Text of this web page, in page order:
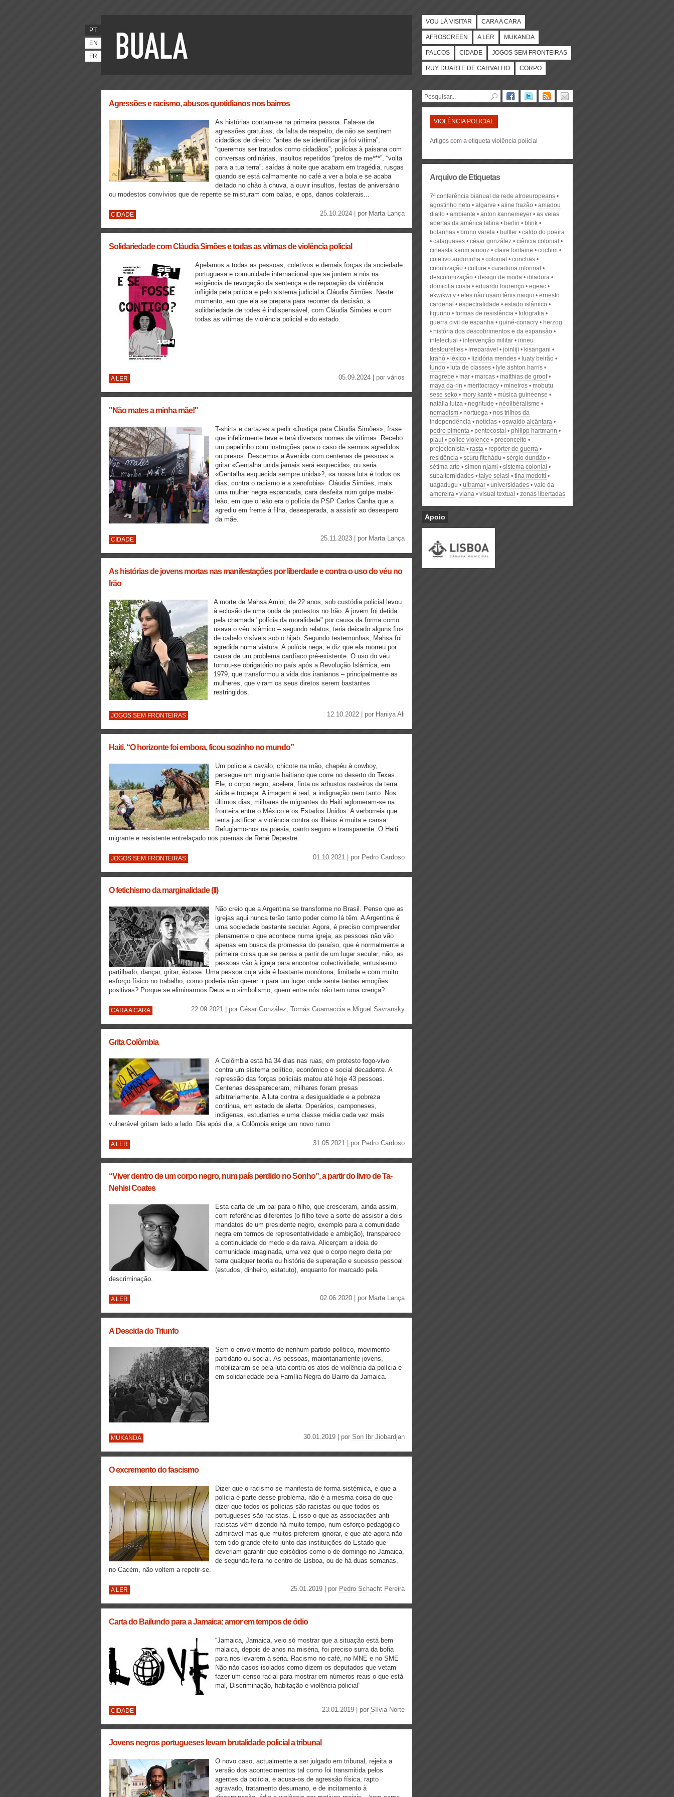
PT
EN
FR
VOU LÁ VISITAR CARA A CARA
AFROSCREEN A LER MUKANDA
PALCOS CIDADE JOGOS SEM FRONTEIRAS
RUY DUARTE DE CARVALHO CORPO
Agressões e racismo, abusos quotidianos nos bairros
As histórias contam-se na primeira pessoa. Fala-se de
agressões gratuitas, da falta de respeito, de não se sentirem
cidadãos de direito: “antes de se identificar já foi vítima”,
“queremos ser tratados como cidadãos”; polícias à paisana com
conversas ordinárias, insultos repetidos “pretos de me***”, “volta
para a tua terra”; saídas à noite que acabam em tragédia, rusgas
quando se está calmamente no café a ver a bola e se acaba
deitado no chão à chuva, a ouvir insultos, festas de aniversário
ou modestos convívios que de repente se misturam com balas, e ops, danos colaterais...
CIDADE 25.10.2024 | por Marta Lança
Solidariedade com Cláudia Simões e todas as vítimas de violência policial
Apelamos a todas as pessoas, coletivos e demais forças da sociedade
portuguesa e comunidade internacional que se juntem a nós na
exigência de revogação da sentença e de reparação da violência
infligida pela polícia e pelo sistema judicial a Cláudia Simões. Neste
momento, em que ela se prepara para recorrer da decisão, a
solidariedade de todes é indispensável, com Cláudia Simões e com
todas as vítimas de violência policial e do estado.
A LER 05.09.2024 | por vários
"Não mates a minha mãe!"
T-shirts e cartazes a pedir «Justiça para Cláudia Simões», frase
que infelizmente teve e terá diversos nomes de vítimas. Recebo
um papelinho com instruções para o caso de sermos agredidos
ou presos. Descemos a Avenida com centenas de pessoas a
gritar «Gentalha unida jamais será esquecida», ou seria
«Gentalha esquecida sempre unida»?, «a nossa luta é todos os
dias, contra o racismo e a xenofobia». Cláudia Simões, mais
uma mulher negra espancada, cara desfeita num golpe mata-
leão, em que o leão era o polícia da PSP Carlos Canha que a
agrediu em frente à filha, desesperada, a assistir ao desespero
da mãe.
CIDADE 25.11.2023 | por Marta Lança
As histórias de jovens mortas nas manifestações por liberdade e contra o uso do véu no
Irão
A morte de Mahsa Amini, de 22 anos, sob custódia policial levou
à eclosão de uma onda de protestos no Irão. A jovem foi detida
pela chamada "polícia da moralidade" por causa da forma como
usava o véu islâmico – segundo relatos, teria deixado alguns fios
de cabelo visíveis sob o hijab. Segundo testemunhas, Mahsa foi
agredida numa viatura. A polícia nega, e diz que ela morreu por
causa de um problema cardíaco pré-existente. O uso do véu
tornou-se obrigatório no país após a Revolução Islâmica, em
1979, que transformou a vida dos iranianos – principalmente as
mulheres, que viram os seus diretos serem bastantes
restringidos.
JOGOS SEM FRONTEIRAS 12.10.2022 | por Haniya Ali
Haiti. “O horizonte foi embora, ficou sozinho no mundo”
Um polícia a cavalo, chicote na mão, chapéu à cowboy,
persegue um migrante haitiano que corre no deserto do Texas.
Ele, o corpo negro, acelera, finta os arbustos rasteiros da terra
árida e tropeça. A imagem é real, a indignação nem tanto. Nos
últimos dias, milhares de migrantes do Haiti aglomeram-se na
fronteira entre o México e os Estados Unidos. A verborreia que
tenta justificar a violência contra os ilhéus é muita e cansa.
Refugiamo-nos na poesia, canto seguro e transparente. O Haiti
migrante e resistente entrelaçado nos poemas de René Depestre.
JOGOS SEM FRONTEIRAS 01.10.2021 | por Pedro Cardoso
O fetichismo da marginalidade (II)
Não creio que a Argentina se transforme no Brasil. Penso que as
igrejas aqui nunca terão tanto poder como lá têm. A Argentina é
uma sociedade bastante secular. Agora, é preciso compreender
plenamente o que acontece numa igreja, as pessoas não vão
apenas em busca da promessa do paraíso, que é normalmente a
primeira coisa que se pensa a partir de um lugar secular; não, as
pessoas vão à igreja para encontrar colectividade, entusiasmo
partilhado, dançar, gritar, êxtase. Uma pessoa cuja vida é bastante monótona, limitada e com muito
esforço físico no trabalho, como poderia não querer ir para um lugar onde sente tantas emoções
positivas? Porque se eliminarmos Deus e o simbolismo, quem entre nós não tem uma crença?
CARA A CARA 22.09.2021 | por César González, Tomás Guarnacciae Miguel Savransky
Grita Colômbia
A Colômbia está há 34 dias nas ruas, em protesto fogo-vivo
contra um sistema político, económico e social decadente. A
repressão das forças policiais matou até hoje 43 pessoas.
Centenas desapareceram, milhares foram presas
arbitrariamente. A luta contra a desigualdade e a pobreza
continua, em estado de alerta. Operários, camponeses,
indígenas, estudantes e uma classe média cada vez mais
vulnerável gritam lado a lado. Dia após dia, a Colômbia exige um novo rumo.
A LER 31.05.2021 | por Pedro Cardoso
“Viver dentro de um corpo negro, num país perdido no Sonho”, a partir do livro de Ta-
Nehisi Coates
Esta carta de um pai para o filho, que cresceram, ainda assim,
com referências diferentes (o filho teve a sorte de assistir a dois
mandatos de um presidente negro, exemplo para a comunidade
negra em termos de representatividade e ambição), transparece
a continuidade do medo e da raiva. Alicerçam a ideia de
comunidade imaginada, uma vez que o corpo negro deita por
terra qualquer teoria ou história de superação e sucesso pessoal
(estudos, dinheiro, estatuto), enquanto for marcado pela
descriminação.
A LER 02.06.2020 | por Marta Lança
A Descida do Triunfo
Sem o envolvimento de nenhum partido político, movimento
partidário ou social. As pessoas, maioritariamente jovens,
mobilizaram-se pela luta contra os atos de violência da polícia e
em solidariedade pela Família Negra do Bairro da Jamaica.
MUKANDA 30.01.2019 | por Son Ibr Jiobardjan
O excremento do fascismo
Dizer que o racismo se manifesta de forma sistémica, e que a
polícia é parte desse problema, não é a mesma coisa do que
dizer que todos os polícias são racistas ou que todos os
portugueses são racistas. É isso o que as associações anti-
racistas vêm dizendo há muito tempo, num esforço pedagógico
admirável mas que muitos preferem ignorar, e que até agora não
tem tido grande efeito junto das instituições do Estado que
deveriam garantir que episódios como o de domingo no Jamaica,
de segunda-feira no centro de Lisboa, ou de há duas semanas,
no Cacém, não voltem a repetir-se.
A LER 25.01.2019 | por Pedro Schacht Pereira
Carta do Bailundo para a Jamaica: amor em tempos de ódio
“Jamaica, Jamaica, veio só mostrar que a situação está bem
malaica, depois de anos na miséria, foi preciso surra da bofia
para nos levarem à séria. Racismo no café, no MNE e no SME
Não não casos isolados como dizem os deputados que vetam
fazer um censo racial para mostrar em números reais o que está
mal, Discriminação, habitação e violência policial”
CIDADE 23.01.2019 | por Sílvia Norte
Jovens negros portugueses levam brutalidade policial a tribunal
O novo caso, actualmente a ser julgado em tribunal, rejeita a
versão dos acontecimentos tal como foi transmitida pelos
agentes da polícia, e acusa-os de agressão física, rapto
agravado, tratamento desumano, e de incitamento à
VIOLÊNCIA POLICIAL
Artigos com a etiqueta violência policial
Arquivo de Etiquetas
7ª conferência bianual da rede afroeuropeans
agostinho neto
algarve aline frazão
amadou
diallo
ambiente anton kannemeyer
as veias
abertas da américa latina
berlin
blink
bolanhas
bruno varela buttler
caldo do poeira
cataguases
césar gonzález
ciência colonial
cineasta karim ainouz
claire fontaine
cochim
coletivo andorinha
colonial
conchas
crioulização
culture
curadoria informal
descolonização
design de moda
ditadura
domicilia costa
eduardo lourenço
egeac
ekwikwi v
eles não usam tênis naiqui
ernesto
cardenal
espectralidade
estado islâmico
figurino
formas de resistência
fotografia
guerra civil de espanha
guiné-conacry
herzog
história dos descobrimentos e da expansão
intelectual
intervenção militar
irineu
destourelles
irreparável joinliji
kisangani
krahô
léxico lizidória mendes
luaty beirão
lundo
luta de classes
lyle ashton harris
magrebe
mar marcas
matthias de groof
maya da-rin
meritocracy mineiros
mobutu
sese seko
mory kanté
música guineense
natália luiza
negritude
néolibéralisme
nomadism
nortuega
nos trilhos da
independência
notícias
oswaldo alcântara
pedro pimenta
pentecostal
philipp hartmann
piauí
police violence
preconceito
projecionista
rasta
repórter de guerra
residência
scúru fitchádu
sérgio dundão
sétima arte
simon njami
sistema colonial
subalternidades
taiye selasi
tina modotti
uagadugu
ultramar universidades
vale da
amoreira
viana visual textual zonas libertadas
Apoio